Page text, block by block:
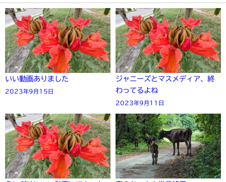
いい動画ありました
2023年9月15日
ジャニーズとマスメディア、終
わってるよね
2023年9月11日